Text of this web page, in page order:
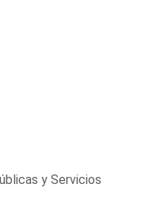
y Servicios